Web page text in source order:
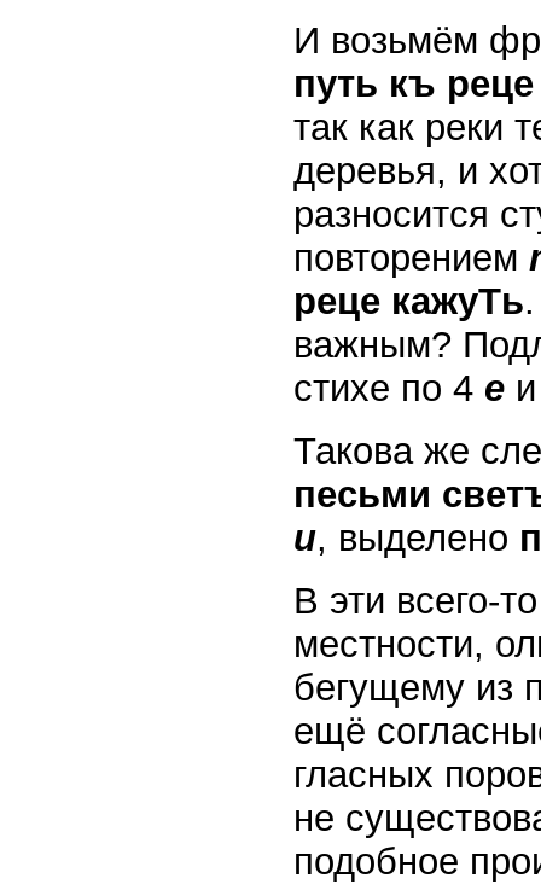
И возьмём
путь къ
так как реки
деревья, и
разносится
повторением
реце кажуТь
важным?
стихе по 4 е
Такова же
песьми
и, выделено
В эти всего-
местности,
бегущему из
ещё
гласных
не
подобное